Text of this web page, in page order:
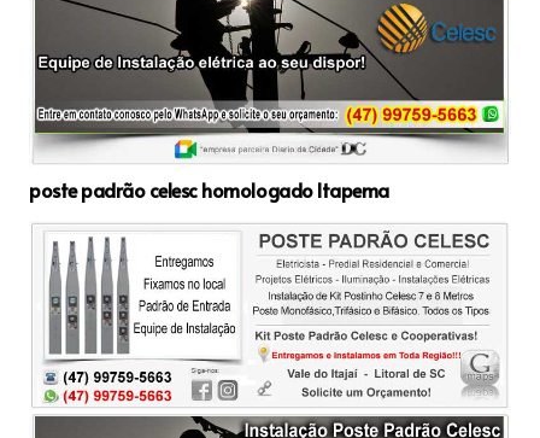
poste padrão celesc homologado Itapema